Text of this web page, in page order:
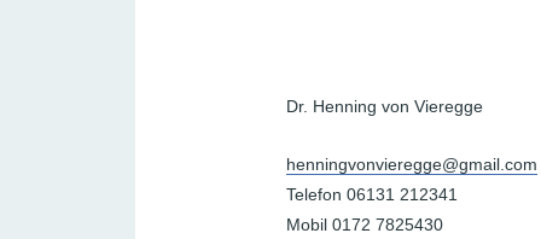
Dr. Henning von Vieregge
henningvonvieregge@gmail.com
Telefon 06131 212341
Mobil 0172 7825430